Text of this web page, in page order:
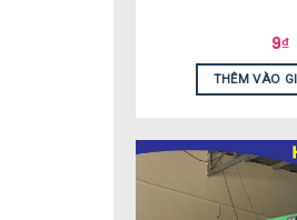
9₫
THÊM VÀO